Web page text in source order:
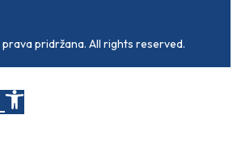
pridržana. All rights reserved.